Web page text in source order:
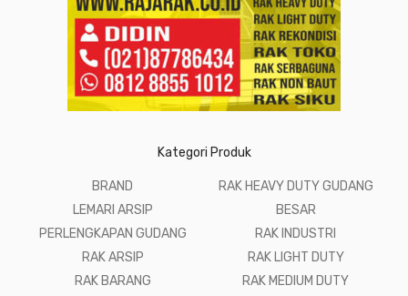
Kategori Produk
BRAND
LEMARI ARSIP
PERLENGKAPAN GUDANG
RAK ARSIP
RAK BARANG
RAK HEAVY DUTY GUDANG
BESAR
RAK INDUSTRI
RAK LIGHT DUTY
RAK MEDIUM DUTY